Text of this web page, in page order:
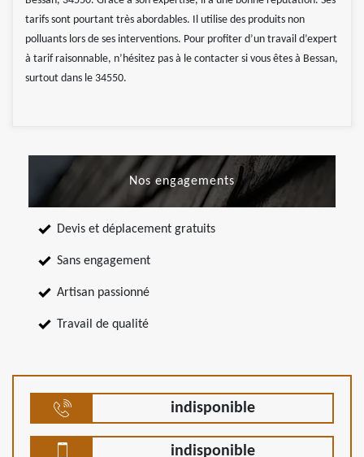
tarifs sont pourtant très abordables. Il utilise des produits non
polluants lors de ses interventions. Pour profiter d’un travail d’expert
à tarif raisonnable, n’hésitez pas à le contacter si vous êtes à Bessan,
surtout dans le 34550.
Nos engagements
Devis et déplacement gratuits
Sans engagement
Artisan passionné
Travail de qualité
indisponible
indisponible